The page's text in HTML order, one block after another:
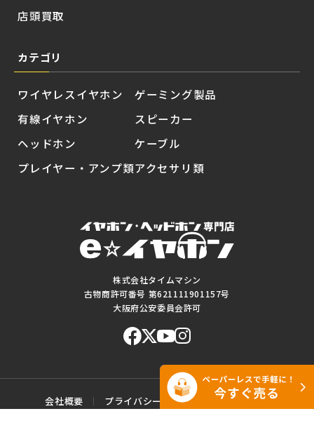
株式会社タイムマシン
古物商許可番号 第621111901157号
大阪府公安委員会許可
店頭買取
カテゴリ
ワイヤレスイヤホン
有線イヤホン
ヘッドホン
プレイヤー・アンプ類
ゲーミング製品
スピーカー
ケーブル
アクセサリ類
会社概要 プライバシーポリシー
ご利用規約